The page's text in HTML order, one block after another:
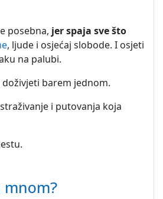
posebna, jer spaja sve što
, ljude i osjećaj slobode. I osjeti
na palubi.
barem jednom.
i putovanja koja
mnom?